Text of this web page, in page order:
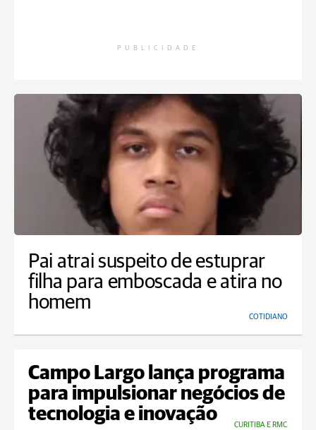
PUBLICIDADE
Pai atrai suspeito de estuprar
filha para emboscada e atira no
homem
COTIDIANO
Campo Largo lança programa
para impulsionar negócios de
tecnologia e inovação
CURITIBA E RMC